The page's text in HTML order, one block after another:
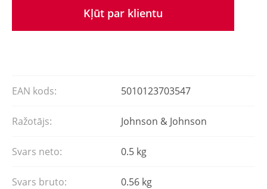
Kļūt par klientu
EAN kods: 5010123703547
Ražotājs: Johnson & Johnson
Svars neto: 0.5 kg
Svars bruto: 0.56 kg